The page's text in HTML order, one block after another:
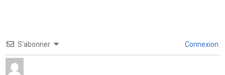
S’abonner Connexion